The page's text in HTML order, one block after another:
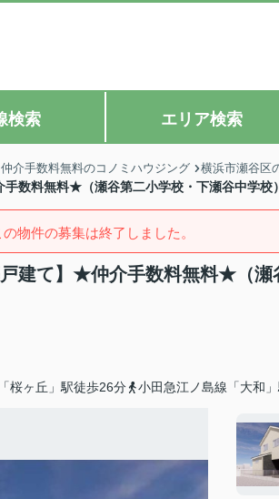
検索 エリア検索
介手数料無料のコノミハウジング 横浜市瀬谷区
数料無料★（瀬谷第二小学校・下瀬谷中学校）
の物件の募集は終了しました。
戸建て】★仲介手数料無料★（瀬
桜ヶ丘」駅徒歩26分 小田急江ノ島線「大和